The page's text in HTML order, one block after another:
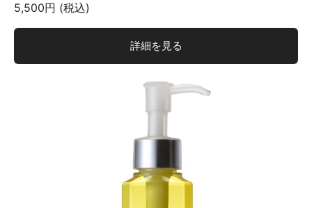
5,500円 (税込)
詳細を見る